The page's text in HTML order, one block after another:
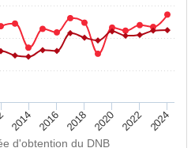
d'obtention du DNB
2014 2016 2018 2020 2022 2024